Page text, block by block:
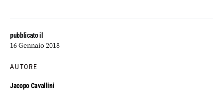
pubblicato il
16 Gennaio 2018
AUTORE
Jacopo Cavallini